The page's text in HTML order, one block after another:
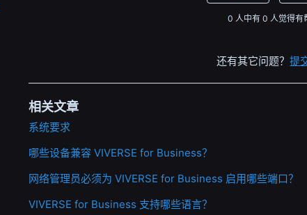
0 人中有 0 人觉得有
还有其它问题？提
相关文章
系统要求
哪些设备兼容 VIVERSE for Business？
网络管理员必须为 VIVERSE for Business 启用哪些端口？
VIVERSE for Business 支持哪些语言？